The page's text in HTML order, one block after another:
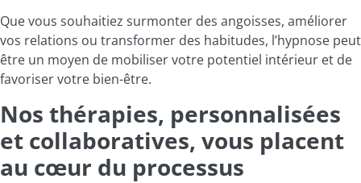
Que vous souhaitiez surmonter des angoisses, améliorer
vos relations ou transformer des habitudes, l’hypnose peut
être un moyen de mobiliser votre potentiel intérieur et de
favoriser votre bien-être.
Nos thérapies, personnalisées
et collaboratives, vous placent
au cœur du processus